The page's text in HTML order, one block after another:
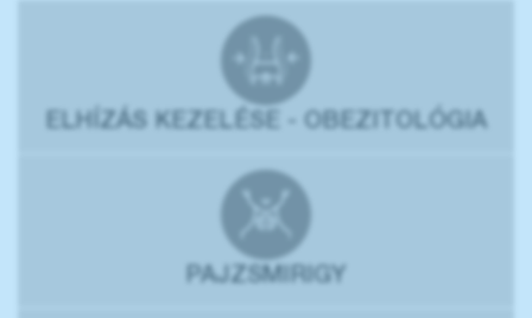
ELHÍZÁS KEZELÉSE - OBEZITOLÓGIA
PAJZSMIRIGY